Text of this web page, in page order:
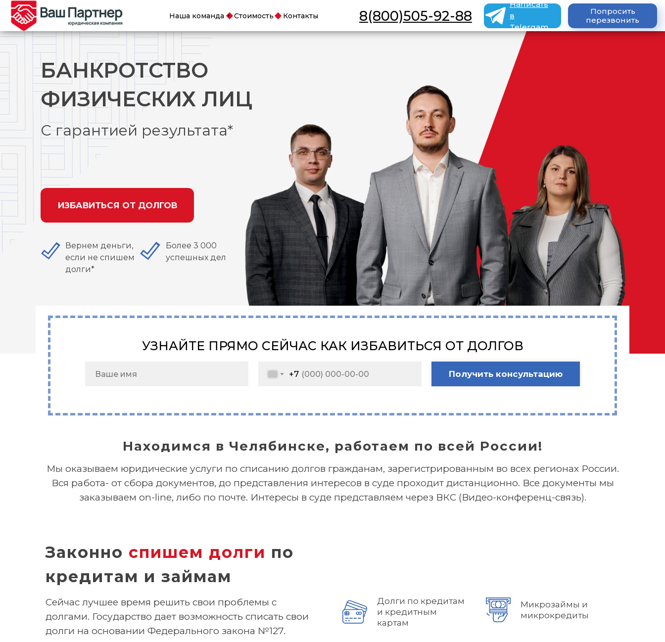
8(800)505-92-88
Попросить
перезвонить
Контакты
Наша команда Стоимость
Написать
в
Telergam
БАНКРОТСТВО
ФИЗИЧЕСКИХ ЛИЦ
С гарантией результата*
ИЗБАВИТЬСЯ ОТ ДОЛГОВ
Вернем деньги,
если не спишем
долги*
Более 3 000
успешных дел
+7 Получить консультацию
УЗНАЙТЕ ПРЯМО СЕЙЧАС КАК ИЗБАВИТЬСЯ ОТ ДОЛГОВ
Находимся в Челябинске, работаем по всей России!
Мы оказываем юридические услуги по списанию долгов гражданам, зарегистрированным во всех регионах России.
Вся работа- от сбора документов, до представления интересов в суде проходит дистанционно. Все документы мы
заказываем on-line, либо по почте. Интересы в суде представляем через ВКС (Видео-конференц-связь).
Долги по кредитам
и кредитным
картам
Микрозаймы и
микрокредиты
Сейчас лучшее время решить свои проблемы с
долгами. Государство дает возможность списать свои
долги на основании Федерального закона №127.
Законно спишем долги по
кредитам и займам